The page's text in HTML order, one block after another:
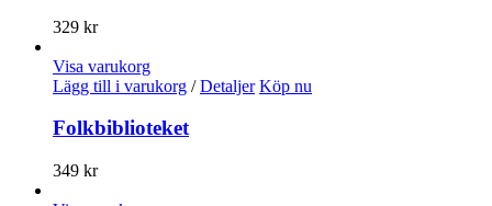
329 kr
Visa varukorg
Lägg till i varukorg / Detaljer Köp nu
Folkbiblioteket
349 kr